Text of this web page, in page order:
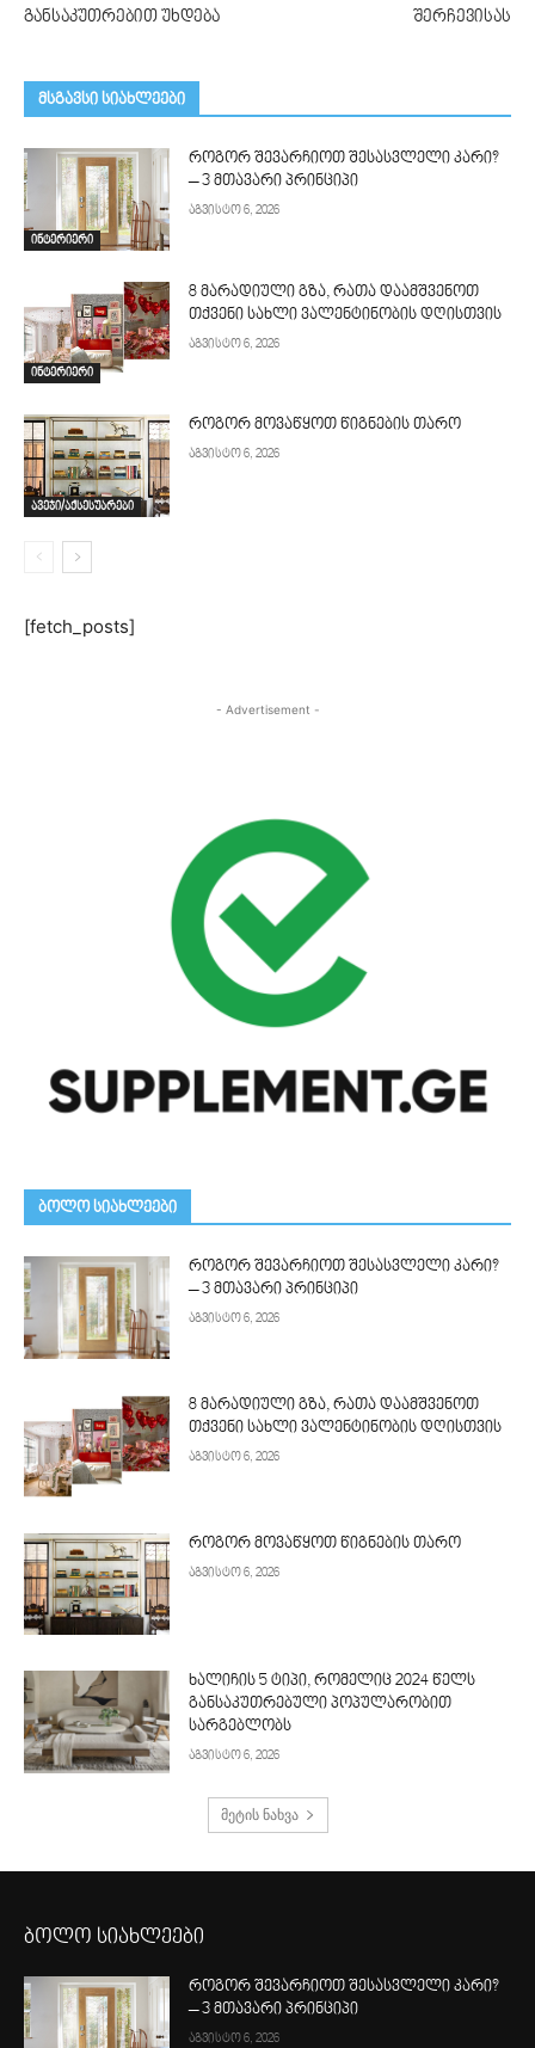
განსაკუთრებით უხდება
შერჩევისას
მსგავსი სიახლეები
ინტერიერი
როგორ შევარჩიოთ შესასვლელი კარი?
– 3 მთავარი პრინციპი
აგვისტო 6, 2026
ინტერიერი
8 მარადიული გზა, რათა დაამშვენოთ
თქვენი სახლი ვალენტინობის დღისთვის
აგვისტო 6, 2026
ავეჯი/აქსესუარები
როგორ მოვაწყოთ წიგნების თარო
აგვისტო 6, 2026
[fetch_posts]
- Advertisement -
ᲑᲝᲚᲝ ᲡᲘᲐᲮᲚᲔᲔᲑᲘ
როგორ შევარჩიოთ შესასვლელი კარი?
– 3 მთავარი პრინციპი
აგვისტო 6, 2026
8 მარადიული გზა, რათა დაამშვენოთ
თქვენი სახლი ვალენტინობის დღისთვის
აგვისტო 6, 2026
როგორ მოვაწყოთ წიგნების თარო
აგვისტო 6, 2026
ხალიჩის 5 ტიპი, რომელიც 2024 წელს
განსაკუთრებული პოპულარობით
სარგებლობს
აგვისტო 6, 2026
მეტის ნახვა
ბოლო სიახლეები
როგორ შევარჩიოთ შესასვლელი კარი?
– 3 მთავარი პრინციპი
აგვისტო 6, 2026